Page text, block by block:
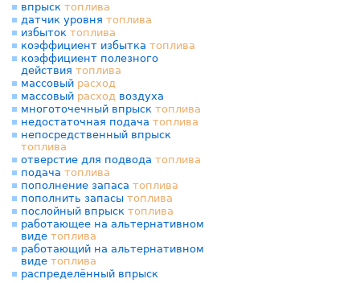
впрыск топлива
датчик уровня топлива
избыток топлива
коэффициент избытка топлива
коэффициент полезного
действия топлива
массовый расход
массовый расход воздуха
многоточечный впрыск топлива
недостаточная подача топлива
непосредственный впрыск
топлива
отверстие для подвода топлива
подача топлива
пополнение запаса топлива
пополнить запасы топлива
послойный впрыск топлива
работающее на альтернативном
виде топлива
работающий на альтернативном
виде топлива
распределённый впрыск